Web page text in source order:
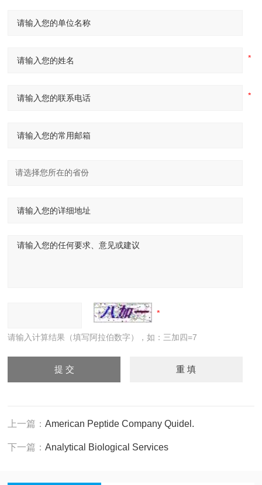
请输入计算结果（填写阿拉伯数字），如：三加四=7
上一篇：American Peptide Company Quidel.
下一篇：Analytical Biological Services